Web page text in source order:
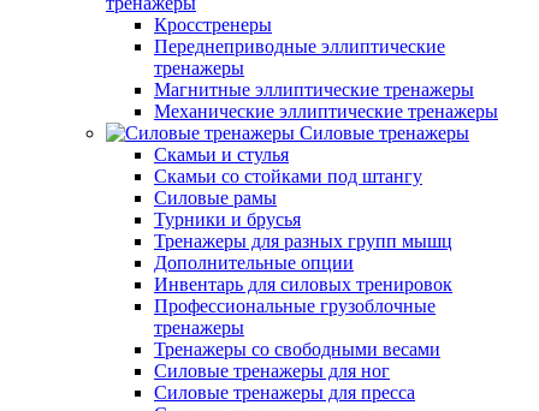
Кросстренеры
Переднеприводные эллиптические
тренажеры
Магнитные эллиптические тренажеры
Механические эллиптические тренажеры
Силовые тренажеры
Скамьи и стулья
Скамьи со стойками под штангу
Силовые рамы
Турники и брусья
Тренажеры для разных групп мышц
Дополнительные опции
Инвентарь для силовых тренировок
Профессиональные грузоблочные
тренажеры
Тренажеры со свободными весами
Силовые тренажеры для ног
Силовые тренажеры для пресса